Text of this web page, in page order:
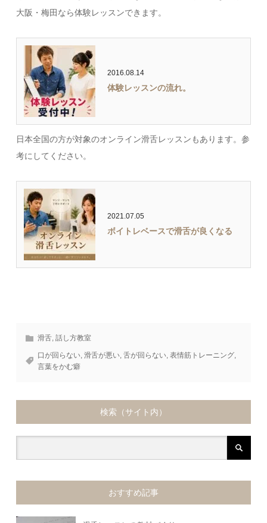
大阪・梅田なら体験レッスンできます。
2016.08.14
体験レッスンの流れ。
日本全国の方が対象のオンライン滑舌レッスンもあります。参
考にしてください。
2021.07.05
ボイトレベースで滑舌が良くなる
滑舌,話し方教室
口が回らない,滑舌が悪い,舌が回らない,表情筋トレーニング,
言葉をかむ癖
検索（サイト内）
おすすめ記事